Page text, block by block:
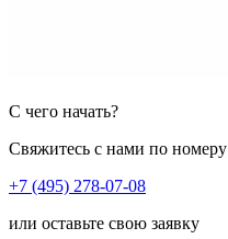
С чего начать?
Свяжитесь с нами по номеру
+7 (495) 278-07-08
или оставьте свою заявку